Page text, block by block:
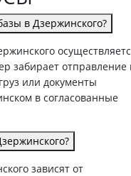
в Дзержинского?
забирает отправление
или документы
в согласованные
зависят от